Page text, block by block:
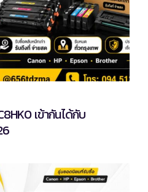
เข้ากันได้กับ